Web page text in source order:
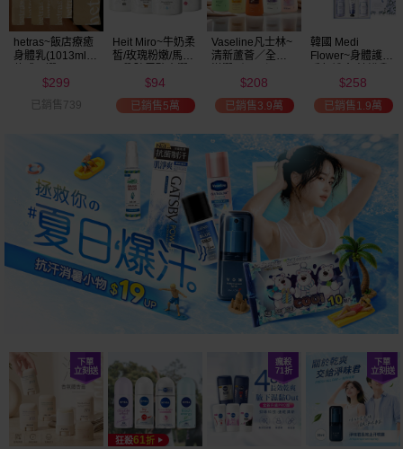
Vaseline凡士林~
清新蘆薈／全效
／密集保濕／淨
(725ml) 款式可選
$208
已銷售3.9萬
韓國 Medi
Flower~身體護理
300ml+乳液
300ml+護手霜
80g) 款式可選
$258
已銷售1.9萬
BALO~山羊奶全
身活膚保濕／玻
液(550ml) 款式可
選
$91
已銷售2萬
NIVEA妮維雅~亮
白極致嫩膚乳液
$299
已銷售1.5萬